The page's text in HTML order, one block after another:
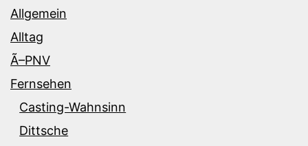
Allgemein
Alltag
Ã–PNV
Fernsehen
Casting-Wahnsinn
Dittsche